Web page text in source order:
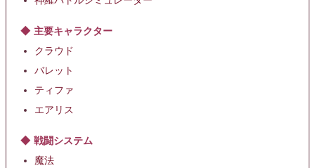
主要キャラクター
クラウド
バレット
ティファ
エアリス
戦闘システム
魔法